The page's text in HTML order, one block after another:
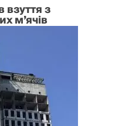
з
м’ячів